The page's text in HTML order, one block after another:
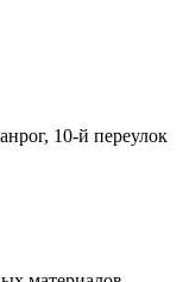
10-й переулок